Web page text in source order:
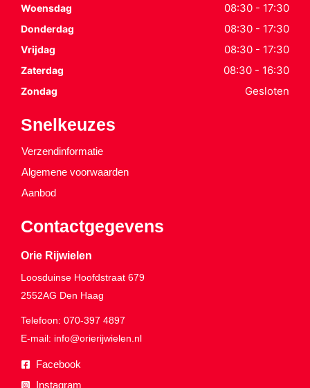
Woensdag 08:30 - 17:30
Donderdag 08:30 - 17:30
Vrijdag 08:30 - 17:30
Zaterdag 08:30 - 16:30
Zondag Gesloten
Snelkeuzes
Verzendinformatie
Algemene voorwaarden
Aanbod
Contactgegevens
Orie Rijwielen
Loosduinse Hoofdstraat 679
2552AG Den Haag
Telefoon: 070-397 4897
E-mail: info@orierijwielen.nl
Facebook
Instagram